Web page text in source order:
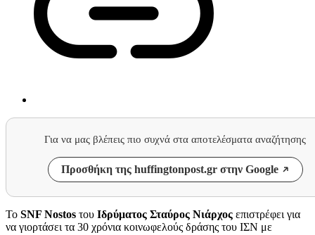
Για να μας βλέπεις πιο συχνά στα αποτελέσματα αναζήτησης
Προσθήκη της huffingtonpost.gr στην Google
Το SNF Nostos του Ιδρύματος Σταύρος Νιάρχος επιστρέφει για
να γιορτάσει τα 30 χρόνια κοινωφελούς δράσης του ΙΣΝ με